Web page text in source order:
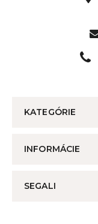
KATEGÓRIE
INFORMÁCIE
SEGALI